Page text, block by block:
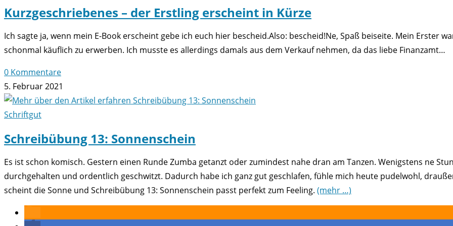
Kurzgeschriebenes – der Erstling erscheint in Kürze
Ich sagte ja, wenn mein E-Book erscheint gebe ich euch hier bescheid.Also: bescheid!Ne, Spaß beiseite. Mein Erster
schonmal käuflich zu erwerben. Ich musste es allerdings damals aus dem Verkauf nehmen, da das liebe Finanzamt…
0 Kommentare
5. Februar 2021
Schriftgut
Schreibübung 13: Sonnenschein
Es ist schon komisch. Gestern einen Runde Zumba getanzt oder zumindest nahe dran am Tanzen. Wenigstens ne
durchgehalten und ordentlich geschwitzt. Dadurch habe ich ganz gut geschlafen, fühle mich heute pudelwohl,
scheint die Sonne und Schreibübung 13: Sonnenschein passt perfekt zum Feeling. (mehr …)